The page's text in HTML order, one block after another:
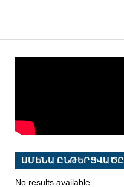
ԱՄԵՆԱ ԸՆԹԵՐՑՎԱԾԸ
No results available